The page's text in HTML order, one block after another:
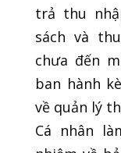
trả thu
sách và
chưa đến
ban hành
về quản lý
Cá nhân